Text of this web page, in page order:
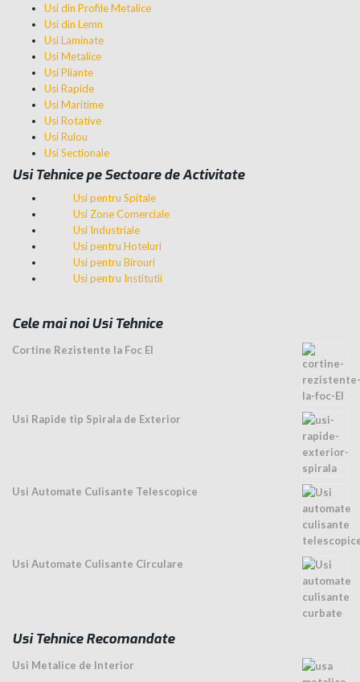
Usi din Profile Metalice
Usi din Lemn
Usi Laminate
Usi Metalice
Usi Pliante
Usi Rapide
Usi Maritime
Usi Rotative
Usi Rulou
Usi Sectionale
Usi Tehnice pe Sectoare de Activitate
Usi pentru Spitale
Usi Zone Comerciale
Usi Industriale
Usi pentru Hoteluri
Usi pentru Birouri
Usi pentru Institutii
Cele mai noi Usi Tehnice
Cortine Rezistente la Foc EI
Usi Rapide tip Spirala de Exterior
Usi Automate Culisante Telescopice
Usi Automate Culisante Circulare
Usi Tehnice Recomandate
Usi Metalice de Interior